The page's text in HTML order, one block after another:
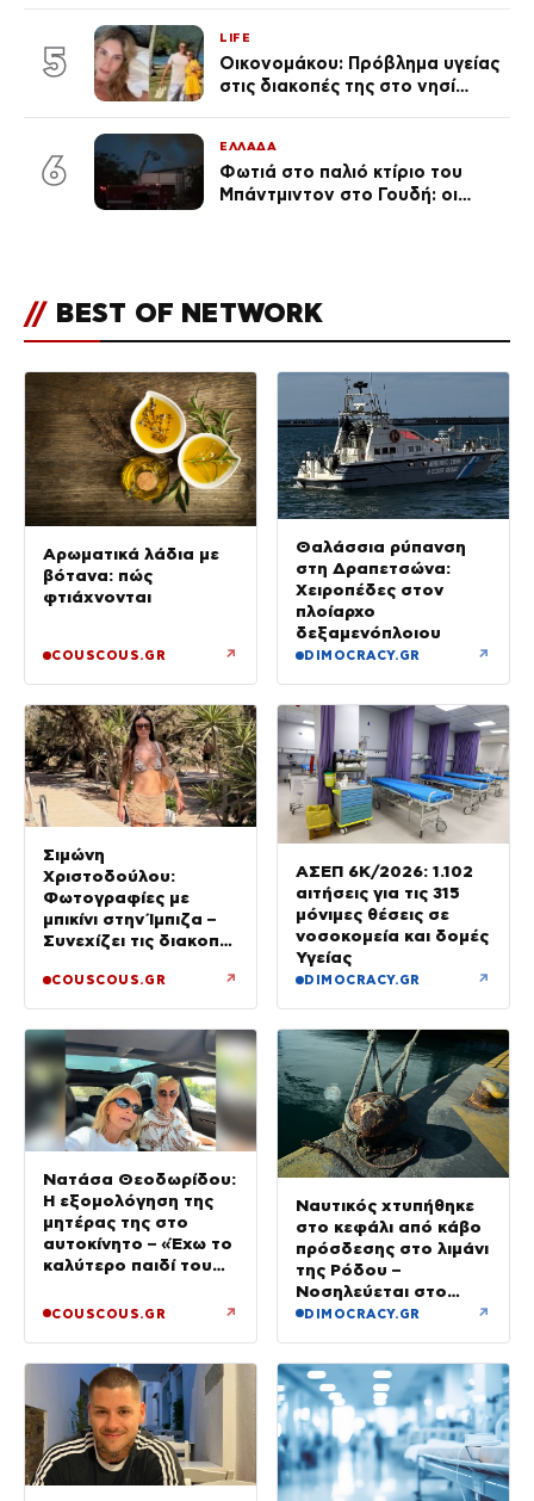
5
LIFE
Οικονομάκου: Πρόβλημα υγείας
στις διακοπές της στο νησί
6
ΕΛΛΑΔΑ
Φωτιά στο παλιό κτίριο του
Μπάντμιντον στο Γουδή: οι
// BEST OF NETWORK
Αρωματικά λάδια με
βότανα: πώς
φτιάχνονται
COUSCOUS.GR ↗
Θαλάσσια ρύπανση
στη Δραπετσώνα:
Χειροπέδες στον
πλοίαρχο
δεξαμενόπλοιου
DIMOCRACY.GR ↗
Σιμώνη
Χριστοδούλου:
Φωτογραφίες με
μπικίνι στην Ίμπιζα –
Συνεχίζει τις διακοπές
της, Αντρέα Γεωργίου
COUSCOUS.GR ↗
ΑΣΕΠ 6Κ/2026: 1.102
αιτήσεις για τις 315
μόνιμες θέσεις σε
νοσοκομεία και δομές
Υγείας
DIMOCRACY.GR ↗
Νατάσα Θεοδωρίδου:
Η εξομολόγηση της
μητέρας της στο
αυτοκίνητο – «Έχω το
καλύτερο παιδί του
COUSCOUS.GR ↗
Ναυτικός χτυπήθηκε
στο κεφάλι από κάβο
πρόσδεσης στο λιμάνι
της Ρόδου –
Νοσηλεύεται στο
νοσοκομείο
DIMOCRACY.GR ↗